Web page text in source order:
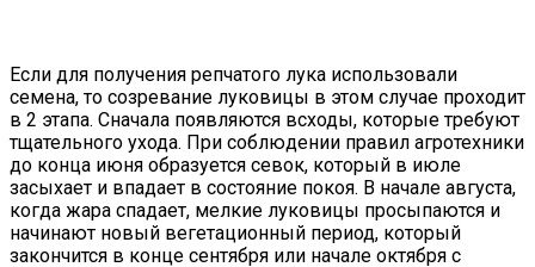
Если для получения репчатого лука использовали
семена, то созревание луковицы в этом случае проходит
в 2 этапа. Сначала появляются всходы, которые требуют
тщательного ухода. При соблюдении правил агротехники
до конца июня образуется севок, который в июле
засыхает и впадает в состояние покоя. В начале августа,
когда жара спадает, мелкие луковицы просыпаются и
начинают новый вегетационный период, который
закончится в конце сентября или начале октября с